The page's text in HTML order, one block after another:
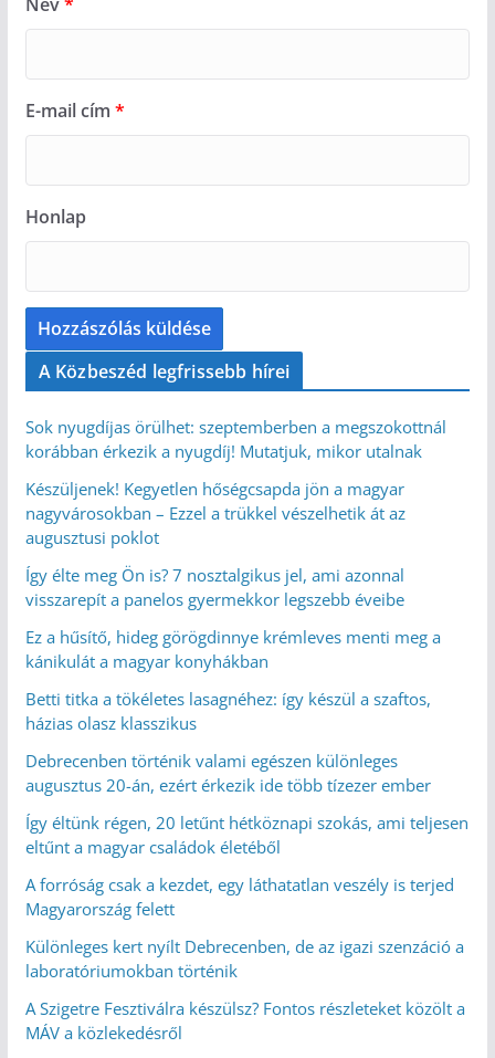
E-mail cím *
Honlap
A Közbeszéd legfrissebb hírei
Sok nyugdíjas örülhet: szeptemberben a megszokottnál
korábban érkezik a nyugdíj! Mutatjuk, mikor utalnak
Készüljenek! Kegyetlen hőségcsapda jön a magyar
nagyvárosokban – Ezzel a trükkel vészelhetik át az
augusztusi poklot
Így élte meg Ön is? 7 nosztalgikus jel, ami azonnal
visszarepít a panelos gyermekkor legszebb éveibe
Ez a hűsítő, hideg görögdinnye krémleves menti meg a
kánikulát a magyar konyhákban
Betti titka a tökéletes lasagnéhez: így készül a szaftos,
házias olasz klasszikus
Debrecenben történik valami egészen különleges
augusztus 20-án, ezért érkezik ide több tízezer ember
Így éltünk régen, 20 letűnt hétköznapi szokás, ami teljesen
eltűnt a magyar családok életéből
A forróság csak a kezdet, egy láthatatlan veszély is terjed
Magyarország felett
Különleges kert nyílt Debrecenben, de az igazi szenzáció a
laboratóriumokban történik
A Szigetre Fesztiválra készülsz? Fontos részleteket közölt a
MÁV a közlekedésről